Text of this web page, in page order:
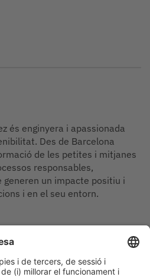
és enginyera i apassionada
Des de Barcelona
de les petites i mitjanes
responsables,
un impacte positiu i
i en el seu entorn.